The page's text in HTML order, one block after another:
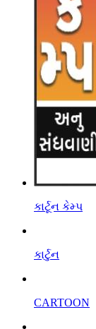
કાર્ટૂન કેમ્પ
કાર્ટુન
CARTOON